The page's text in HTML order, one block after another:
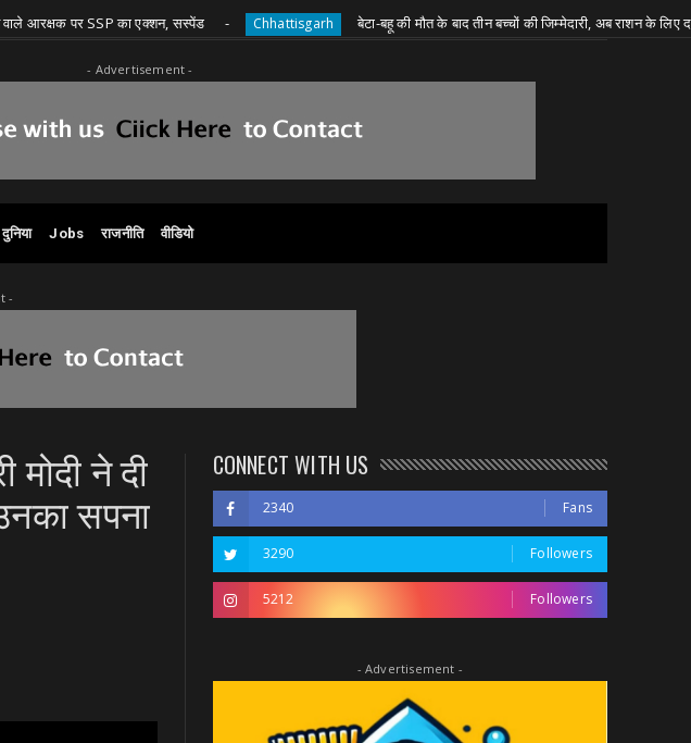
- Advertisement -
दुनिया Jobs राजनीति वीडियो
SSP का एक्शन, सस्पेंड Chhattisgarh बेटा-बहू की मौत के बाद तीन बच्चों की जिम्मेदारी, अब राशन के लिए दादी की
-
मोदी ने दी
सपना
CONNECT WITH US
2340 Fans
3290 Followers
5212 Followers
- Advertisement -